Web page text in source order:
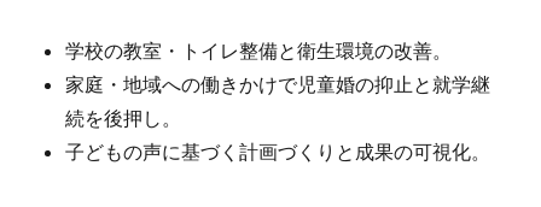
学校の教室・トイレ整備と衛生環境の改善。
家庭・地域への働きかけで児童婚の抑止と就学継
続を後押し。
子どもの声に基づく計画づくりと成果の可視化。